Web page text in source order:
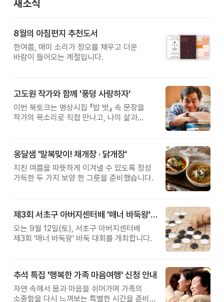
새소식
8월의 아침편지 추천도서
한여름, 매미 소리가 정오를 채우고 더운
바람이 들어오는 계절입니다.
고도원 작가와 함께 '풍덩 사랑하자'
이번 북토크는 명상시집 『밥 벗』 속 문장을
작가의 목소리로 직접 만나고, 나의 삶과
옹달샘 '말복맞이! 채개장 · 닭개장'
지친 여름을 따뜻하게 이겨낼 수 있도록 정성
가득한 두 가지 보양 한 그릇을 준비했습니다.
제3회 서초구 아버지센터배 '매너 바둑왕' 대회
오는 9월 12일(토), 서초구 아버지센터배
제3회 '매너 바둑왕' 바둑 대회를 개최합니다.
추석 특집 '행복한 가족 마음여행' 신청 안내
자연 속에서 몸과 마음을 쉬어가며 가족의
소중함을 다시 느껴보는 특별한 시간을 준비해